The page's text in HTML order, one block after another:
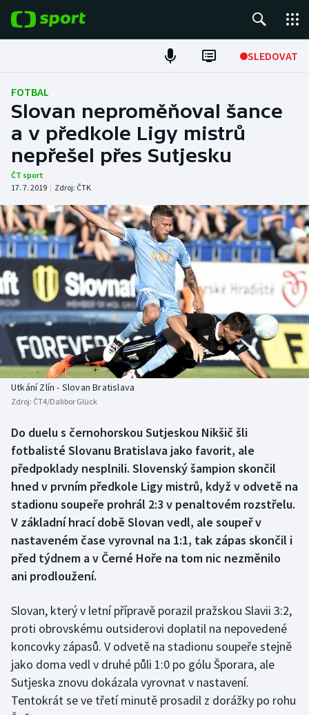
SLEDOVAT
Fotbal
Hokej
Tenis
Atletika
Cyklistika
DALŠÍ SPORTY
Americký fotbal
Baseball a softbal
Basketbal
Biatlon
Box
Curling
Dostihy
Florbal
Futsal
Golf
Gymnastika
Házená
NEPŘEHLÉDNĚTE
Soutěže
Historické návraty
Aplikace ČT sport
FOTBAL
Slovan neproměňoval šance
a v předkole Ligy mistrů
nepřešel přes Sutjesku
ČT sport
17. 7. 2019 | Zdroj: ČTK
Utkání Zlín - Slovan Bratislava
Zdroj: ČT4/Dalibor Glück
Do duelu s černohorskou Sutjeskou Nikšič šli
fotbalisté Slovanu Bratislava jako favorit, ale
předpoklady nesplnili. Slovenský šampion skončil
hned v prvním předkole Ligy mistrů, když v odvetě na
stadionu soupeře prohrál 2:3 v penaltovém rozstřelu.
V základní hrací době Slovan vedl, ale soupeř v
nastaveném čase vyrovnal na 1:1, tak zápas skončil i
před týdnem a v Černé Hoře na tom nic nezměnilo
ani prodloužení.
Slovan, který v letní přípravě porazil pražskou Slavii 3:2,
proti obrovskému outsiderovi doplatil na nepovedené
koncovky zápasů. V odvetě na stadionu soupeře stejně
jako doma vedl v druhé půli 1:0 po gólu Šporara, ale
Sutjeska znovu dokázala vyrovnat v nastavení.
Tentokrát se ve třetí minutě prosadil z dorážky po rohu